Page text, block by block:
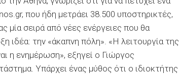
που ήδη μετράει 38.500 υποστηρικτές,
μία σειρά από νέες ενέργειες που θα
ιδέα: την «άκαπνη πόλη». «Η λειτουργία της
η ενημέρωση», εξηγεί ο Γιώργος
Υπάρχει ένας μύθος ότι ο ιδιοκτήτης